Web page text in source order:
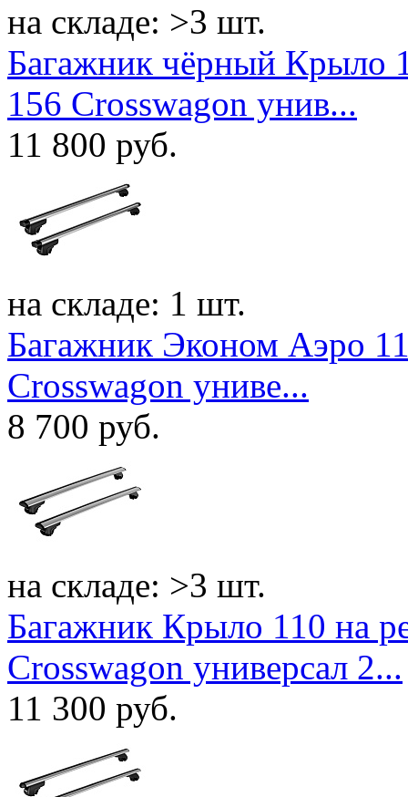
на складе: >3 шт.
Багажник чёрный Крыло
156 Crosswagon унив...
11 800 руб.
на складе: 1 шт.
Багажник Эконом Аэро
Crosswagon униве...
8 700 руб.
на складе: >3 шт.
Багажник Крыло 110 на
Crosswagon универсал 2...
11 300 руб.